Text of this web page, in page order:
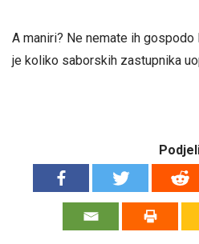
A maniri? Ne nemate ih gospodo
je koliko saborskih zastupnika